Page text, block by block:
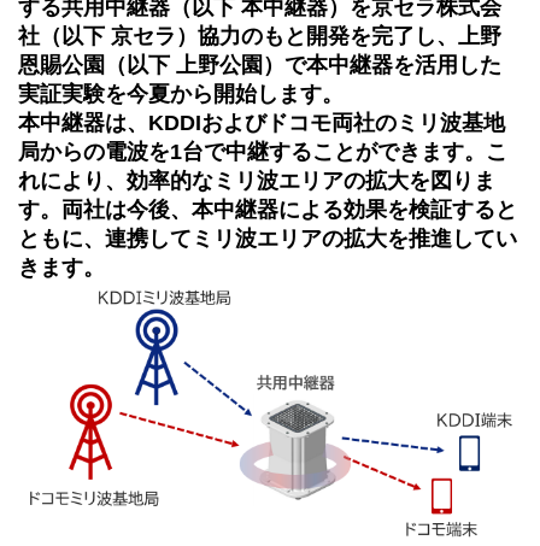
する共用中継器（以下 本中継器）を京セラ株式会
社（以下 京セラ）協力のもと開発を完了し、上野
恩賜公園（以下 上野公園）で本中継器を活用した
実証実験を今夏から開始します。
本中継器は、KDDIおよびドコモ両社のミリ波基地
局からの電波を1台で中継することができます。こ
れにより、効率的なミリ波エリアの拡大を図りま
す。両社は今後、本中継器による効果を検証すると
ともに、連携してミリ波エリアの拡大を推進してい
きます。